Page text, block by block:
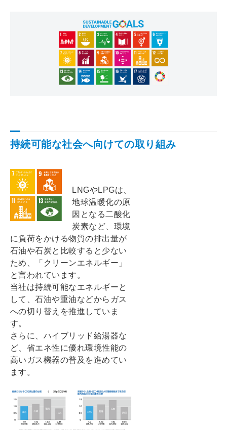
持続可能な社会へ向けての取り組み
LNGやLPGは、
地球温暖化の原
因となる二酸化
炭素など、環境
に負荷をかける物質の排出量が
石油や石炭と比較すると少ない
ため、「クリーンエネルギー」
と言われています。
当社は持続可能なエネルギーと
して、石油や重油などからガス
への切り替えを推進していま
す。
さらに、ハイブリッド給湯器な
ど、省エネ性に優れ環境性能の
高いガス機器の普及を進めてい
ます。